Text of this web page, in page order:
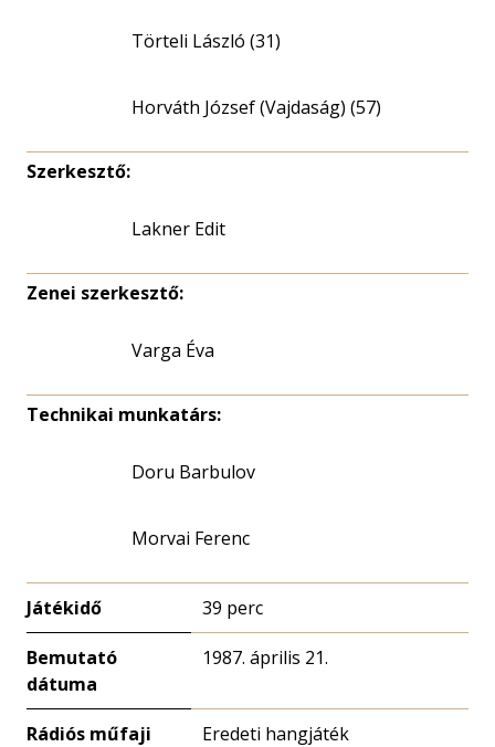
Törteli László (31)
Horváth József (Vajdaság) (57)
Szerkesztő:
Lakner Edit
Zenei szerkesztő:
Varga Éva
Technikai munkatárs:
Doru Barbulov
Morvai Ferenc
Játékidő 39 perc
Bemutató
dátuma
1987. április 21.
Rádiós műfaji
Eredeti hangjáték